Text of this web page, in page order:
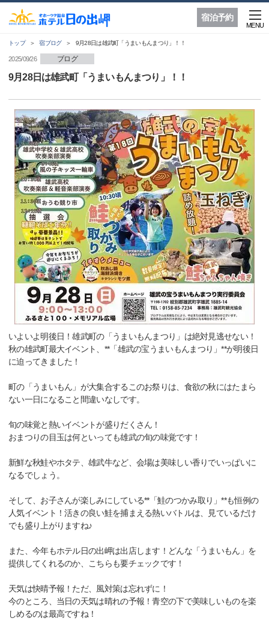
宿泊予約
MENU
トップ 宿ブログ 9月28日は雄武町「うまいもんまつり」！！
2025/09/26 ブログ
9月28日は雄武町「うまいもんまつり」！！
いよいよ明後日！雄武町の「うまいもんまつり」は絶対見逃せない！
秋の雄武町最大イベント、**「雄武の宝うまいもんまつり」**が明後日
に迫ってきました！
町の「うまいもん」が大集合するこのお祭りは、食欲の秋にはたまら
ない一日になること間違いなしです。
旬の味覚と熱いイベントが盛りだくさん！
おまつりの目玉は何といっても雄武の旬の味覚です！
新鮮な秋鮭やホタテ、雄武牛など、会場は美味しい香りでいっぱいに
なるでしょう。
そして、お子さんが楽しみにしている**「鮭のつかみ取り」**も恒例の
人気イベント！活きの良い鮭を捕まえる熱いバトルは、見ているだけ
でも盛り上がりますね♪
また、今年もホテル日の出岬は出店します！どんな「うまいもん」を
提供してくれるのか、こちらも要チェックです！
天気は快晴予報！ただ、風対策は忘れずに！
今のところ、当日の天気は晴れの予報！青空の下で美味しいものを楽
しめるのは最高ですね！